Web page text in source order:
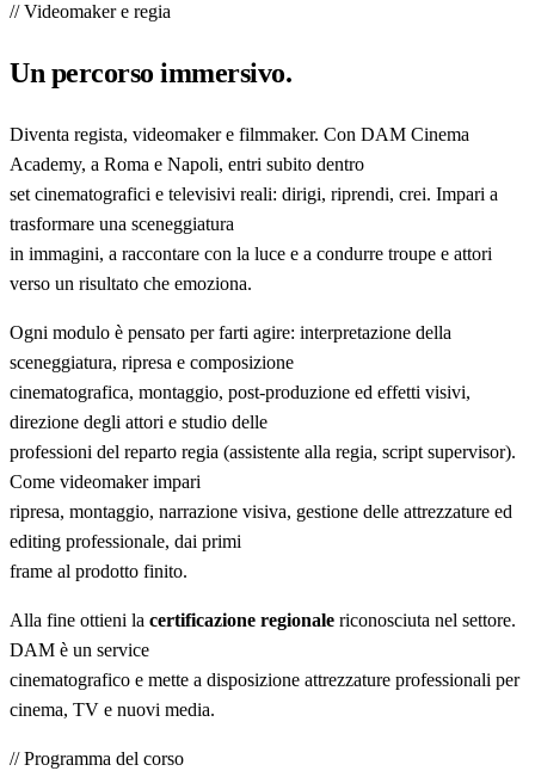
// Videomaker e regia
Un percorso immersivo.
Diventa regista, videomaker e filmmaker. Con DAM Cinema
Academy, a Roma e Napoli, entri subito dentro
set cinematografici e televisivi reali: dirigi, riprendi, crei. Impari a
trasformare una sceneggiatura
in immagini, a raccontare con la luce e a condurre troupe e attori
verso un risultato che emoziona.
Ogni modulo è pensato per farti agire: interpretazione della
sceneggiatura, ripresa e composizione
cinematografica, montaggio, post-produzione ed effetti visivi,
direzione degli attori e studio delle
professioni del reparto regia (assistente alla regia, script supervisor).
Come videomaker impari
ripresa, montaggio, narrazione visiva, gestione delle attrezzature ed
editing professionale, dai primi
frame al prodotto finito.
Alla fine ottieni la certificazione regionale riconosciuta nel settore.
DAM è un service
cinematografico e mette a disposizione attrezzature professionali per
cinema, TV e nuovi media.
// Programma del corso